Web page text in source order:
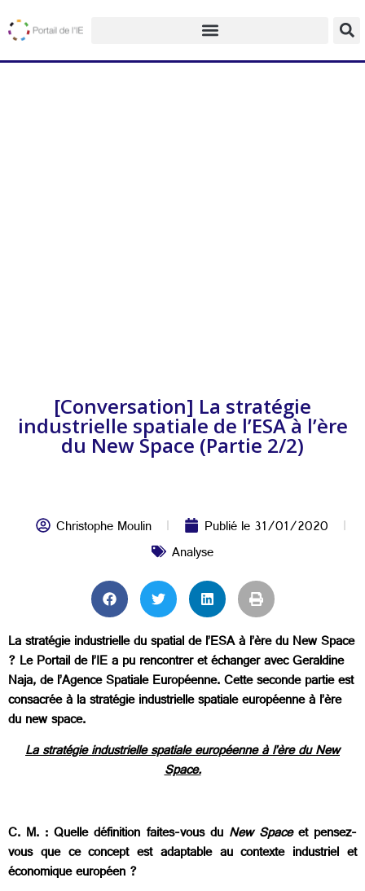
[Conversation] La stratégie
industrielle spatiale de l’ESA à l’ère
du New Space (Partie 2/2)
Christophe Moulin Publié le31/01/2020
Analyse
La stratégie industrielle du spatial de l’ESA à l’ère du New Space
? Le Portail de l’IE a pu rencontrer et échanger avec Geraldine
Naja, de l’Agence Spatiale Européenne. Cette seconde partie est
consacrée à la stratégie industrielle spatiale européenne à l’ère
du new space.
La stratégie industrielle spatiale européenne à l’ère du New
Space.
C. M. : Quelle définition faites-vous du New Spaceet pensez-
vous que ce concept est adaptable au contexte industriel et
économique européen ?